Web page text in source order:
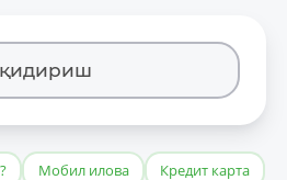
Мобил илова Кредит карта